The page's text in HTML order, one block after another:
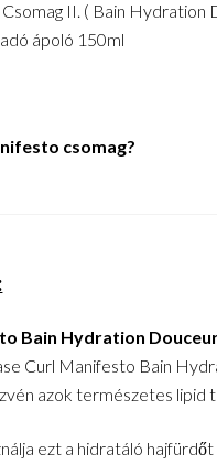
II. ( Bain
ápoló 150ml
csomag?
Bain Hydration
Curl Manifesto Bain
azok természetes
ezt a hidratáló hajfürdőt